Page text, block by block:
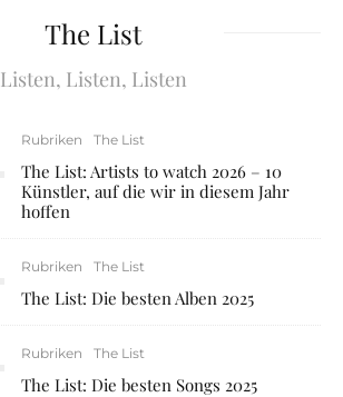
The List
Listen, Listen, Listen
Rubriken The List
The List: Artists to watch 2026 – 10
Künstler, auf die wir in diesem Jahr
hoffen
Rubriken The List
The List: Die besten Alben 2025
Rubriken The List
The List: Die besten Songs 2025